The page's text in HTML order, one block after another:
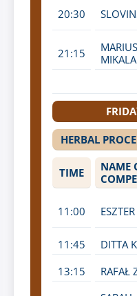
20:30
21:15
MARIUS
HERBAL
TIME
NAME
11:00
11:45
DITTA
13:15
RAFAŁ